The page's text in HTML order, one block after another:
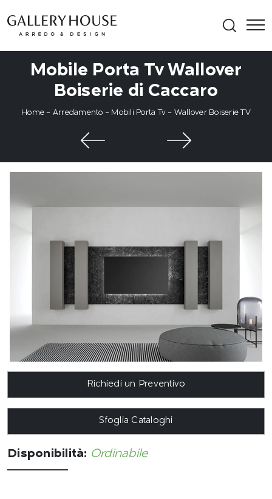
Mobile Porta Tv Wallover
Boiserie di Caccaro
Home - Arredamento - Mobili Porta Tv - Wallover Boiserie TV
Richiedi un Preventivo
Sfoglia Cataloghi
Disponibilità: Ordinabile